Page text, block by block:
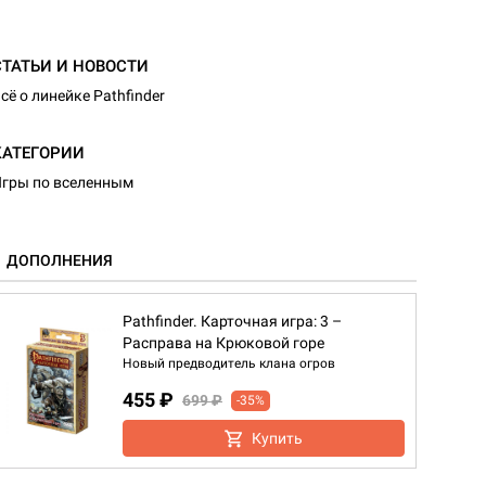
И НОВОСТИ
о линейке Pathfinder
по вселенным
ДОПОЛНЕНИЯ
Pathfinder. Карточная игра: 3 –
Расправа на Крюковой горе
Новый предводитель клана огров
455 ₽ 699 ₽ -35%
Купить